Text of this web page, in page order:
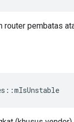
router pembatas
::mIsUnstable